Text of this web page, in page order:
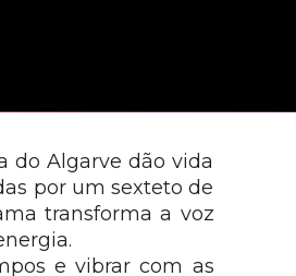
do Algarve dão vida
por um sexteto de
transforma a voz
e vibrar com as